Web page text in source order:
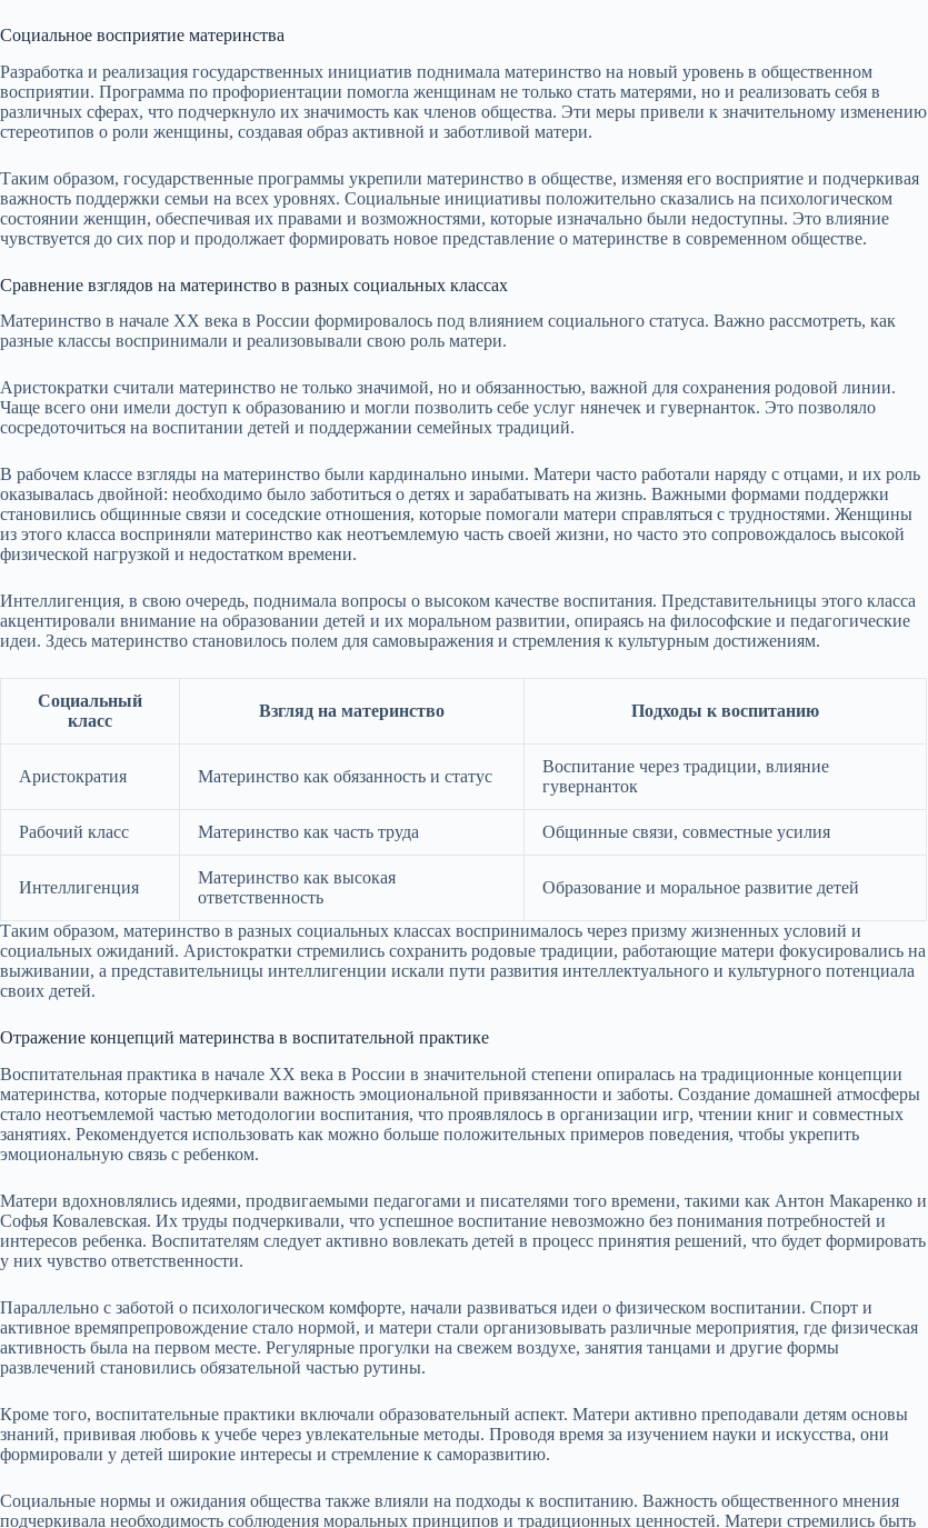
Социальное восприятие материнства
Разработка и реализация государственных инициатив поднимала материнство на новый уровень в общественном
восприятии. Программа по профориентации помогла женщинам не только стать матерями, но и реализовать себя в
различных сферах, что подчеркнуло их значимость как членов общества. Эти меры привели к значительному изменению
стереотипов о роли женщины, создавая образ активной и заботливой матери.
Таким образом, государственные программы укрепили материнство в обществе, изменяя его восприятие и подчеркивая
важность поддержки семьи на всех уровнях. Социальные инициативы положительно сказались на психологическом
состоянии женщин, обеспечивая их правами и возможностями, которые изначально были недоступны. Это влияние
чувствуется до сих пор и продолжает формировать новое представление о материнстве в современном обществе.
Сравнение взглядов на материнство в разных социальных классах
Материнство в начале XX века в России формировалось под влиянием социального статуса. Важно рассмотреть, как
разные классы воспринимали и реализовывали свою роль матери.
Аристократки считали материнство не только значимой, но и обязанностью, важной для сохранения родовой линии.
Чаще всего они имели доступ к образованию и могли позволить себе услуг нянечек и гувернанток. Это позволяло
сосредоточиться на воспитании детей и поддержании семейных традиций.
В рабочем классе взгляды на материнство были кардинально иными. Матери часто работали наряду с отцами, и их роль
оказывалась двойной: необходимо было заботиться о детях и зарабатывать на жизнь. Важными формами поддержки
становились общинные связи и соседские отношения, которые помогали матери справляться с трудностями. Женщины
из этого класса восприняли материнство как неотъемлемую часть своей жизни, но часто это сопровождалось высокой
физической нагрузкой и недостатком времени.
Интеллигенция, в свою очередь, поднимала вопросы о высоком качестве воспитания. Представительницы этого класса
акцентировали внимание на образовании детей и их моральном развитии, опираясь на философские и педагогические
идеи. Здесь материнство становилось полем для самовыражения и стремления к культурным достижениям.
Социальный
класс
Взгляд на материнство Подходы к воспитанию
Аристократия Материнство как обязанность и статус
Воспитание через традиции, влияние
гувернанток
Рабочий класс Материнство как часть труда Общинные связи, совместные усилия
Интеллигенция
Материнство как высокая
ответственность
Образование и моральное развитие детей
Таким образом, материнство в разных социальных классах воспринималось через призму жизненных условий и
социальных ожиданий. Аристократки стремились сохранить родовые традиции, работающие матери фокусировались на
выживании, а представительницы интеллигенции искали пути развития интеллектуального и культурного потенциала
своих детей.
Отражение концепций материнства в воспитательной практике
Воспитательная практика в начале XX века в России в значительной степени опиралась на традиционные концепции
материнства, которые подчеркивали важность эмоциональной привязанности и заботы. Создание домашней атмосферы
стало неотъемлемой частью методологии воспитания, что проявлялось в организации игр, чтении книг и совместных
занятиях. Рекомендуется использовать как можно больше положительных примеров поведения, чтобы укрепить
эмоциональную связь с ребенком.
Матери вдохновлялись идеями, продвигаемыми педагогами и писателями того времени, такими как Антон Макаренко и
Софья Ковалевская. Их труды подчеркивали, что успешное воспитание невозможно без понимания потребностей и
интересов ребенка. Воспитателям следует активно вовлекать детей в процесс принятия решений, что будет формировать
у них чувство ответственности.
Параллельно с заботой о психологическом комфорте, начали развиваться идеи о физическом воспитании. Спорт и
активное времяпрепровождение стало нормой, и матери стали организовывать различные мероприятия, где физическая
активность была на первом месте. Регулярные прогулки на свежем воздухе, занятия танцами и другие формы
развлечений становились обязательной частью рутины.
Кроме того, воспитательные практики включали образовательный аспект. Матери активно преподавали детям основы
знаний, прививая любовь к учебе через увлекательные методы. Проводя время за изучением науки и искусства, они
формировали у детей широкие интересы и стремление к саморазвитию.
Социальные нормы и ожидания общества также влияли на подходы к воспитанию. Важность общественного мнения
подчеркивала необходимость соблюдения моральных принципов и традиционных ценностей. Матери стремились быть